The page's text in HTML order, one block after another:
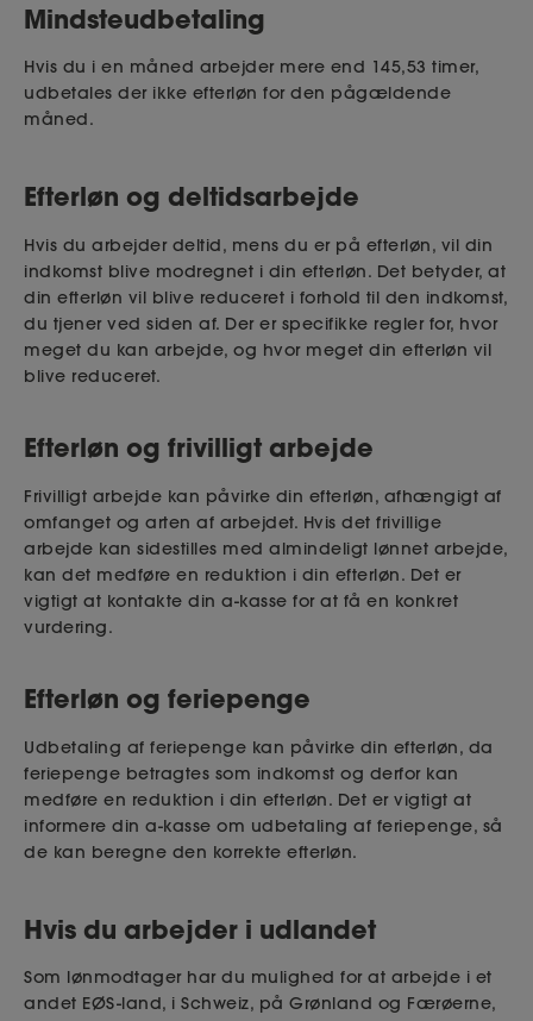
det første år. Du kan også opleve at få reduktion
efterløn.
Er din gennemsnitlige timeløn i en lønperiode
du får som resultat ved at dividere din indtægt
med 305,59 kr.
Har du fx i en måned haft indberettet 20 timer
med en timeløn på 140 kr., har du tjent 2.800 kr.
nedsatte fradrag får du kun 2.800 : 305,59 = 9,16
timers fradrag. Det kan i dette eksempel betyde
op til
1.490 kr. mere i efterløn.
Har du flere arbejdsgivere, bliver din
gennemsnitlige timeløn beregnet for hver enkelt
indberettet lønperiode hos hver enkelt
Alle tillæg bliver medregnet, når din
gennemsnitlige timeløn skal udregnes.
Særlige regler ved timeløn under
148,97 kr.
Det gælder både, når vi skal beregne fradraget i
din efterløn, og når vi skal opgøre, om du har
Mindsteudbetaling
Hvis du i en måned arbejder mere end 145,53 timer,
udbetales der ikke efterløn for den pågældende
måned.
Efterløn og deltidsarbejde
Hvis du arbejder deltid, mens du er på efterløn, vil din
indkomst blive modregnet i din efterløn. Det betyder, at
din efterløn vil blive reduceret i forhold til den indkomst,
du tjener ved siden af. Der er specifikke regler for, hvor
meget du kan arbejde, og hvor meget din efterløn vil
blive reduceret.
Efterløn og frivilligt arbejde
Frivilligt arbejde kan påvirke din efterløn, afhængigt af
omfanget og arten af arbejdet. Hvis det frivillige
arbejde kan sidestilles med almindeligt lønnet arbejde,
kan det medføre en reduktion i din efterløn. Det er
vigtigt at kontakte din a-kasse for at få en konkret
vurdering.
Efterløn og feriepenge
Udbetaling af feriepenge kan påvirke din efterløn, da
feriepenge betragtes som indkomst og derfor kan
medføre en reduktion i din efterløn. Det er vigtigt at
informere din a-kasse om udbetaling af feriepenge, så
de kan beregne den korrekte efterløn.
Hvis du arbejder i udlandet
Som lønmodtager har du mulighed for at arbejde i et
andet EØS-land, i Schweiz, på Grønland og Færøerne,